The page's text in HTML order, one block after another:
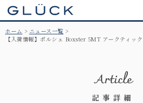
ホーム
ニュース一覧
【入荷情報】ポルシェ Boxster 5MT アークティック
Article
記事詳細